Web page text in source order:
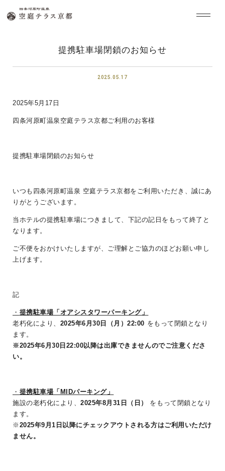
提携駐車場閉鎖のお知らせ
2025.05.17
2025年5月17日
四条河原町温泉空庭テラス京都ご利用のお客様
提携駐車場閉鎖のお知らせ
いつも四条河原町温泉 空庭テラス京都をご利用いただき、誠にあ
りがとうございます。
当ホテルの提携駐車場につきまして、下記の記日をもって終了と
なります。
ご不便をおかけいたしますが、ご理解とご協力のほどお願い申し
上げます。
記
・ 提携駐車場「オアシスタワーパーキング」
老朽化により、 2025年6月30日（月）22:00 をもって閉鎖となり
ます。
※2025年6月30日22:00以降は出庫できませんのでご注意くださ
い。
・ 提携駐車場「MIDパーキング」
施設の老朽化により、2025年8月31日（日）
をもって閉鎖となり
ます。
※ 2025年9月1日以降にチェックアウトされる方はご利用いただけ
ません。